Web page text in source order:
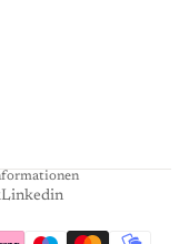
Linkedin